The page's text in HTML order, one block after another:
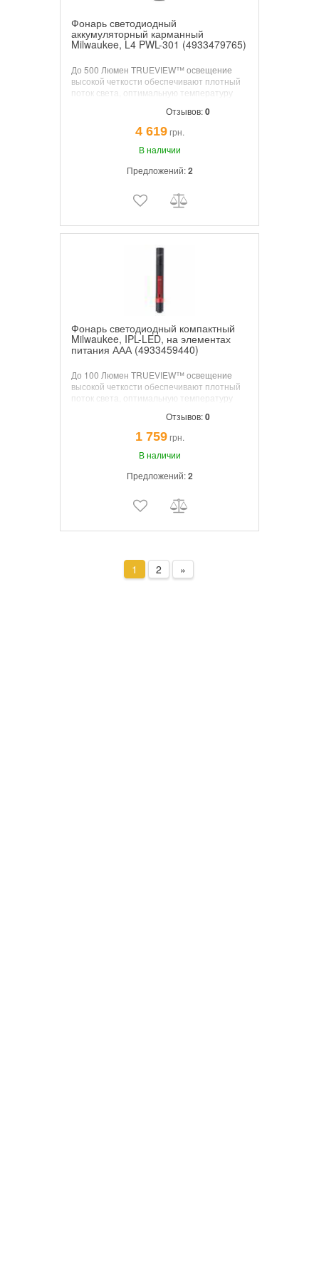
Фонарь светодиодный
аккумуляторный карманный
Milwaukee, L4 PWL-301 (4933479765)
До 500 Люмен TRUEVIEW™ освещение
высокой четкости обеспечивают плотный
поток света, оптимальную температуру
объектов. Периферийное освещение,
сфокусированный луч и комбинированный
режим. Световой блок с возможностью
регулировки под углом до 45°. Устойчивая к
аккумулятора.
Отзывов:0
4 619грн.
В наличии
Предложений:2
Фонарь светодиодный компактный
Milwaukee, IPL-LED, на элементах
питания ААА (4933459440)
До 100 Люмен TRUEVIEW™ освещение
высокой четкости обеспечивают плотный
поток света, оптимальную температуру
объектов. Дистанция луча до 30 м.
Устойчивый к ударам и коррозии корпус из
авиационного алюминия. Класс защиты
IP67 от пыли и кратковременного
Отзывов:0
1 759грн.
В наличии
Предложений:2
1 2 »